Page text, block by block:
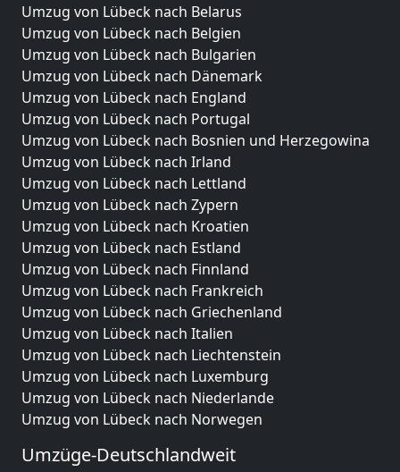
Umzug von Lübeck nach Belarus
Umzug von Lübeck nach Belgien
Umzug von Lübeck nach Bulgarien
Umzug von Lübeck nach Dänemark
Umzug von Lübeck nach England
Umzug von Lübeck nach Portugal
Umzug von Lübeck nach Bosnien und Herzegowina
Umzug von Lübeck nach Irland
Umzug von Lübeck nach Lettland
Umzug von Lübeck nach Zypern
Umzug von Lübeck nach Kroatien
Umzug von Lübeck nach Estland
Umzug von Lübeck nach Finnland
Umzug von Lübeck nach Frankreich
Umzug von Lübeck nach Griechenland
Umzug von Lübeck nach Italien
Umzug von Lübeck nach Liechtenstein
Umzug von Lübeck nach Luxemburg
Umzug von Lübeck nach Niederlande
Umzug von Lübeck nach Norwegen
Umzüge-Deutschlandweit